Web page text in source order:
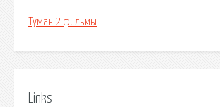
Туман 2 фильмы
Links